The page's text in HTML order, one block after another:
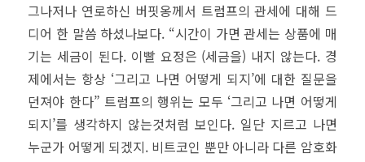
그나저나 연로하신 버핏옹께서 트럼프의 관세에 대해 드
디어 한 말씀 하셨나보다. “시간이 가면 관세는 상품에 매
기는 세금이 된다. 이빨 요정은 (세금을) 내지 않는다. 경
제에서는 항상 ‘그리고 나면 어떻게 되지’에 대한 질문을
던져야 한다” 트럼프의 행위는 모두 ‘그리고 나면 어떻게
되지’를 생각하지 않는것처럼 보인다. 일단 지르고 나면
누군가 어떻게 되겠지. 비트코인 뿐만 아니라 다른 암호화